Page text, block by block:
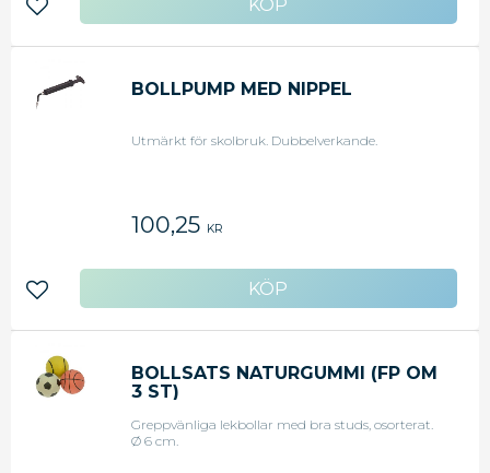
Lägg till i favoriter
BOLLPUMP MED NIPPEL
Utmärkt för skolbruk. Dubbelverkande.
100,25 KR
Lägg till i favoriter
BOLLSATS NATURGUMMI (FP OM
3 ST)
Greppvänliga lekbollar med bra studs, osorterat.
Ø 6 cm.